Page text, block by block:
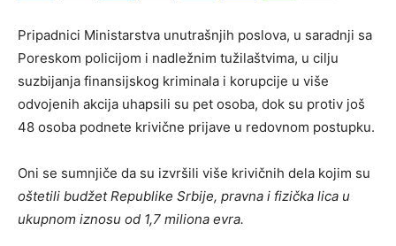
Pripadnici Ministarstva unutrašnjih poslova, u saradnji sa
Poreskom policijom i nadležnim tužilaštvima, u cilju
suzbijanja finansijskog kriminala i korupcije u više
odvojenih akcija uhapsili su pet osoba, dok su protiv još
48 osoba podnete krivične prijave u redovnom postupku.
Oni se sumnjiče da su izvršili više krivičnih dela kojim su
oštetili budžet Republike Srbije, pravna i fizička lica u
ukupnom iznosu od 1,7 miliona evra.